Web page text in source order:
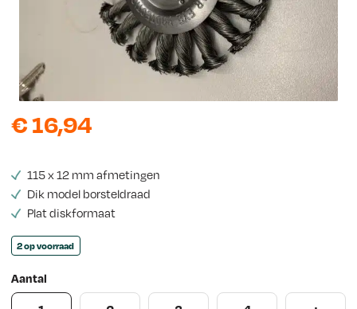
w
s
€16,94
115 x 12 mm afmetingen
Dik model borsteldraad
Plat diskformaat
2 op voorraad
Aantal